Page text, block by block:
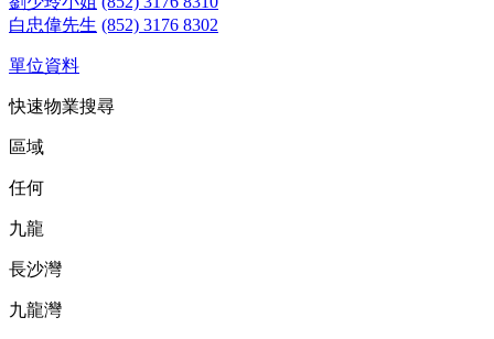
白忠偉先生 (852) 3176 8302
單位資料
快速物業搜尋
區域
任何
九龍
長沙灣
九龍灣